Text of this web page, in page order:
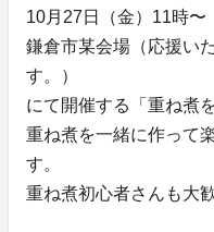
10月27日（金）11時〜
鎌倉市某会場（応援い
す。）
にて開催する「重ね煮
重ね煮を一緒に作って
す。
重ね煮初心者さんも大